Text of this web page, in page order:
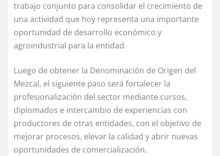
trabajo conjunto para consolidar el crecimiento de
una actividad que hoy representa una importante
oportunidad de desarrollo económico y
agroindustrial para la entidad.
Luego de obtener la Denominación de Origen del
Mezcal, el siguiente paso será fortalecer la
profesionalización del sector mediante cursos,
diplomados e intercambio de experiencias con
productores de otras entidades, con el objetivo de
mejorar procesos, elevar la calidad y abrir nuevas
oportunidades de comercialización.